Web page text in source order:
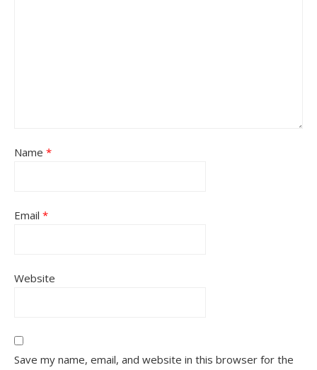
Name *
Email *
Website
Save my name, email, and website in this browser for the